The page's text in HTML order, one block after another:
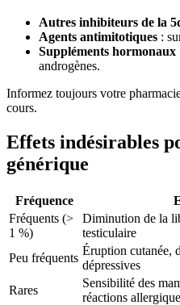
Autres inhibiteurs de la
Agents antimitotiques :
Suppléments hormonaux
androgènes.
Informez toujours votre
cours.
Effets indésirables
générique
Fréquence
Fréquents (>
1 %)
Diminution de la
testiculaire
Peu fréquents
Éruption cutanée,
dépressives
Rares
Sensibilité des
réactions